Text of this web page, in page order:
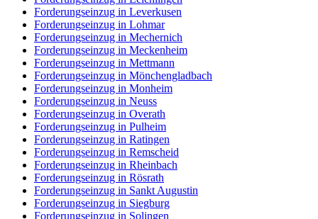
Forderungseinzug in Leverkusen
Forderungseinzug in Lohmar
Forderungseinzug in Mechernich
Forderungseinzug in Meckenheim
Forderungseinzug in Mettmann
Forderungseinzug in Mönchengladbach
Forderungseinzug in Monheim
Forderungseinzug in Neuss
Forderungseinzug in Overath
Forderungseinzug in Pulheim
Forderungseinzug in Ratingen
Forderungseinzug in Remscheid
Forderungseinzug in Rheinbach
Forderungseinzug in Rösrath
Forderungseinzug in Sankt Augustin
Forderungseinzug in Siegburg
Forderungseinzug in Solingen